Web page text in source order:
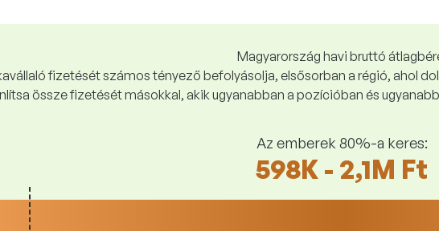
Magyarország havi bruttó
fizetését számos tényező befolyásolja, elsősorban a régió, ahol
össze fizetését másokkal, akik ugyanabban a pozícióban és
Az emberek 80%-a keres:
598K - 2,1M Ft